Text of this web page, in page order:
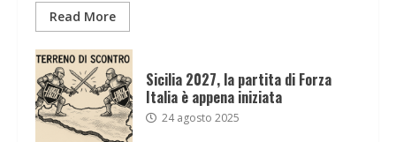
Read More
Sicilia 2027, la partita di Forza
Italia è appena iniziata
24 agosto 2025